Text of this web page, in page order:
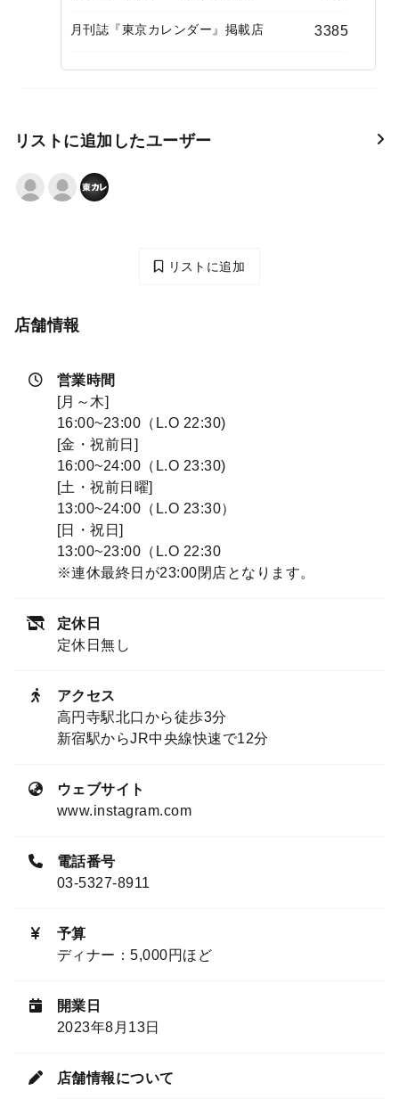
月刊誌『東京カレンダー』掲載店 3385
リストに追加したユーザー
リストに追加
店舗情報
営業時間
[月～木]
16:00~23:00（L.O 22:30)
[金・祝前日]
16:00~24:00（L.O 23:30)
[土・祝前日曜]
13:00~24:00（L.O 23:30）
[日・祝日]
13:00~23:00（L.O 22:30
※連休最終日が23:00閉店となります。
定休日
定休日無し
アクセス
高円寺駅北口から徒歩3分
新宿駅からJR中央線快速で12分
ウェブサイト
www.instagram.com
電話番号
03-5327-8911
予算
ディナー：5,000円ほど
開業日
2023年8月13日
店舗情報について